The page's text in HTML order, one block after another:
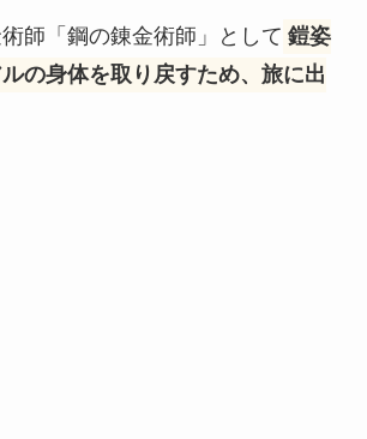
師「鋼の錬金術師」として 鎧姿
の身体を取り戻すため、旅に出